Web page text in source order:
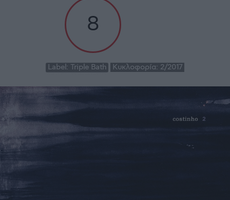
8
Label: Triple Bath Κυκλοφορία: 2/2017